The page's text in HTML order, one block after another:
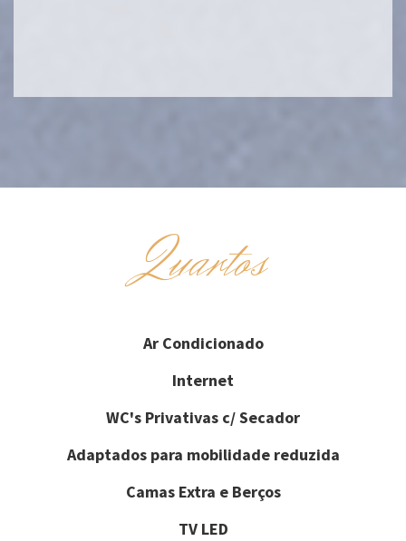
Quartos
Ar Condicionado
Internet
WC's Privativas c/ Secador
Adaptados para mobilidade reduzida
Camas Extra e Berços
TV LED